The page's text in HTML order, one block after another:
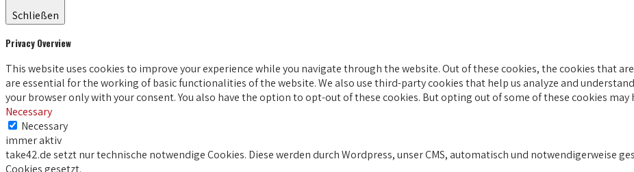
Schließen
Privacy Overview
This website uses cookies to improve your experience while you navigate through the website. Out of these cookies, the cookies that
are essential for the working of basic functionalities of the website. We also use third-party cookies that help us analyze and
your browser only with your consent. You also have the option to opt-out of these cookies. But opting out of some of these cookies may
Necessary
Necessary
immer aktiv
take42.de setzt nur technische notwendige Cookies. Diese werden durch Wordpress, unser CMS, automatisch und notwendigerweise